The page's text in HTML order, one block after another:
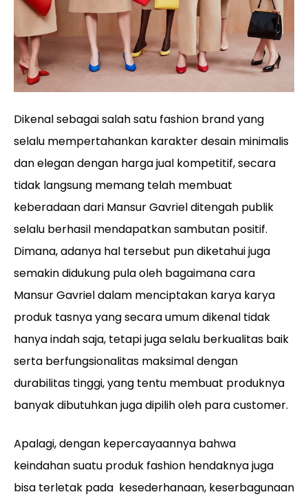
Dikenal sebagai salah satu fashion brand yang
selalu mempertahankan karakter desain minimalis
dan elegan dengan harga jual kompetitif, secara
tidak langsung memang telah membuat
keberadaan dari Mansur Gavriel ditengah publik
selalu berhasil mendapatkan sambutan positif.
Dimana, adanya hal tersebut pun diketahui juga
semakin didukung pula oleh bagaimana cara
Mansur Gavriel dalam menciptakan karya karya
produk tasnya yang secara umum dikenal tidak
hanya indah saja, tetapi juga selalu berkualitas baik
serta berfungsionalitas maksimal dengan
durabilitas tinggi, yang tentu membuat produknya
banyak dibutuhkan juga dipilih oleh para customer.
Apalagi, dengan kepercayaannya bahwa
keindahan suatu produk fashion hendaknya juga
bisa terletak pada kesederhanaan, keserbagunaan